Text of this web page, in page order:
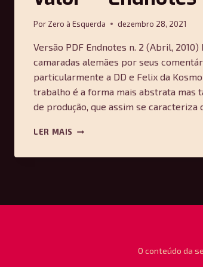
Por Zero à Esquerda dezembro 28, 2021
Versão PDF Endnotes n. 2 (Abril,
camaradas alemães por seus
particularmente a DD e Felix da
trabalho é a forma mais abstrata mas
de produção, que assim se caracteriza
LER MAIS COMUNIZAÇÃO
O conteúdo da